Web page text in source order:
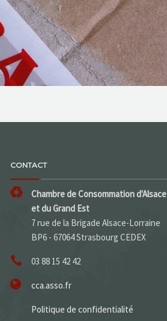
CONTACT
Chambre de Consommation d'Alsace
et du Grand Est
7 rue de la Brigade Alsace-Lorraine
BP6 - 67064 Strasbourg CEDEX
03 88 15 42 42
cca.asso.fr
Politique de confidentialité